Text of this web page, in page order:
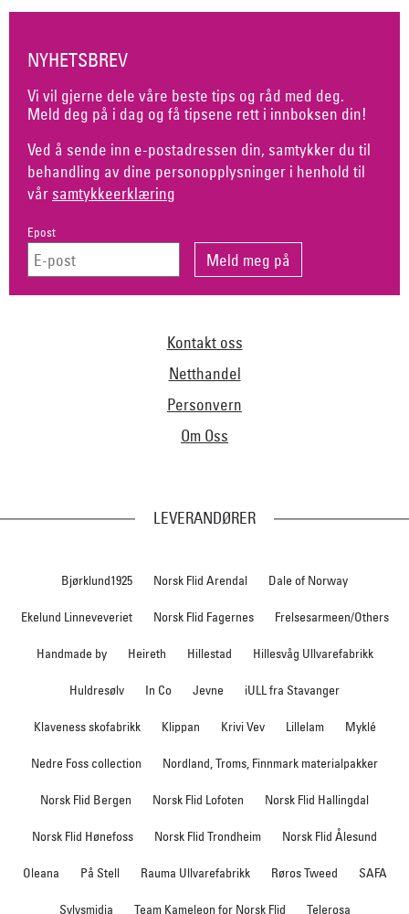
NYHETSBREV
Vi vil gjerne dele våre beste tips og råd med deg.
Meld deg på i dag og få tipsene rett i innboksen din!
Ved å sende inn e-postadressen din, samtykker du til
behandling av dine personopplysninger i henhold til
vår samtykkeerklæring
Epost
Kontakt oss
Netthandel
Personvern
Om Oss
LEVERANDØRER
Bjørklund1925 Norsk Flid Arendal Dale of Norway
Ekelund Linneveveriet Norsk Flid Fagernes Frelsesarmeen/Others
Handmade by Heireth Hillestad Hillesvåg Ullvarefabrikk
Huldresølv In Co Jevne iULL fra Stavanger
Klaveness skofabrikk Klippan Krivi Vev Lillelam Myklé
Nedre Foss collection Nordland, Troms, Finnmark materialpakker
Norsk Flid Bergen Norsk Flid Lofoten Norsk Flid Hallingdal
Norsk Flid Hønefoss Norsk Flid Trondheim Norsk Flid Ålesund
Oleana På Stell Rauma Ullvarefabrikk Røros Tweed SAFA
Sylvsmidja Team Kameleon for Norsk Flid Telerosa